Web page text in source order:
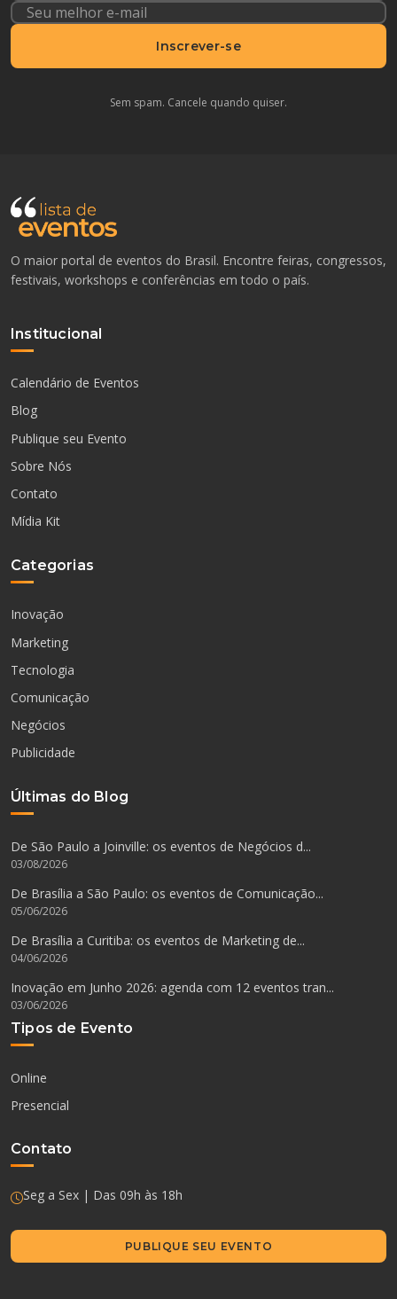
Inscrever-se
Sem spam. Cancele quando quiser.
O maior portal de eventos do Brasil. Encontre feiras, congressos,
festivais, workshops e conferências em todo o país.
Institucional
Calendário de Eventos
Blog
Publique seu Evento
Sobre Nós
Contato
Mídia Kit
Categorias
Inovação
Marketing
Tecnologia
Comunicação
Negócios
Publicidade
Últimas do Blog
De São Paulo a Joinville: os eventos de Negócios d...
03/08/2026
De Brasília a São Paulo: os eventos de Comunicação...
05/06/2026
De Brasília a Curitiba: os eventos de Marketing de...
04/06/2026
Inovação em Junho 2026: agenda com 12 eventos tran...
03/06/2026
Tipos de Evento
Online
Presencial
Contato
Seg a Sex | Das 09h às 18h
PUBLIQUE SEU EVENTO